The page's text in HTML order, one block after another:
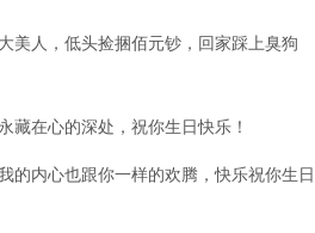
美人，低头捡捆佰元钞，回家踩上臭狗
藏在心的深处，祝你生日快乐！
的内心也跟你一样的欢腾，快乐祝你生日